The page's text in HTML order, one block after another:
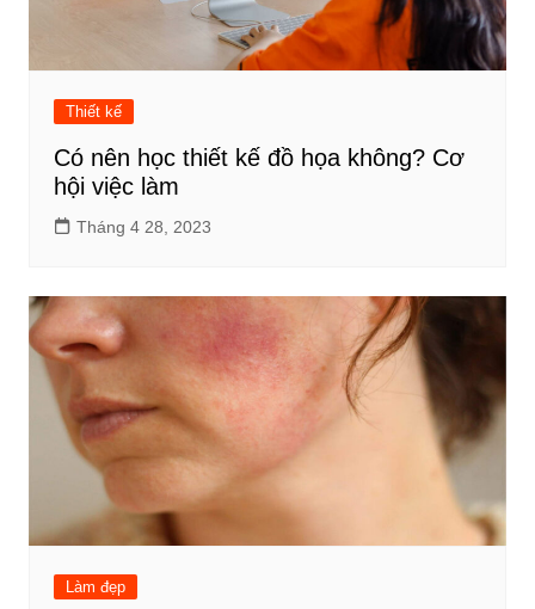
Thiết kế
Có nên học thiết kế đồ họa không? Cơ
hội việc làm
Tháng 4 28, 2023
Làm đẹp